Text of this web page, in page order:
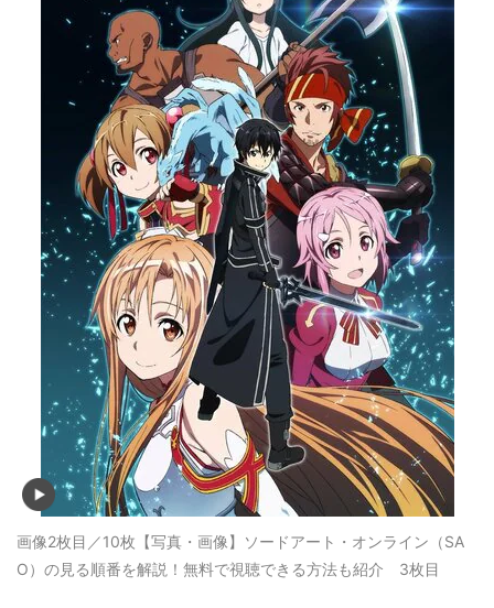
画像2枚目／10枚 【写真・画像】ソードアート・オンライン（SA
O）の見る順番を解説！無料で視聴できる方法も紹介 3枚目